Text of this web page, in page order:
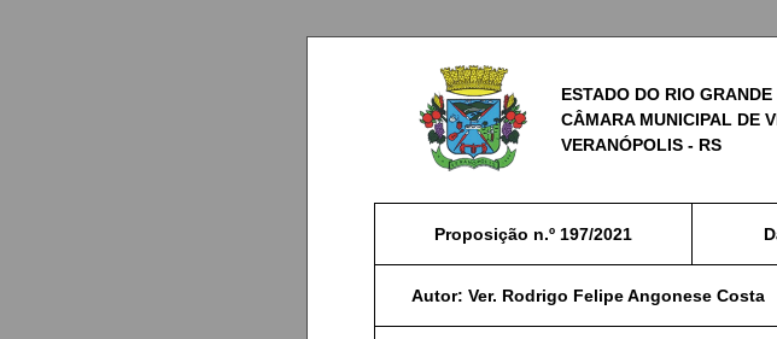
ESTADO DO RIO GRANDE
CÂMARA MUNICIPAL DE
VERANÓPOLIS - RS
Proposição n.º 197/2021
Autor: Ver. Rodrigo Felipe Angonese Costa